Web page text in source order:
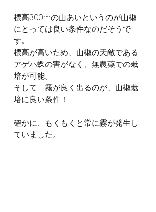
標高300mの山あいというのが山椒
にとっては良い条件なのだそうで
す。
標高が高いため、山椒の天敵である
アゲハ蝶の害がなく、無農薬での栽
培が可能。
そして、霧が良く出るのが、山椒栽
培に良い条件！
確かに、もくもくと常に霧が発生し
ていました。